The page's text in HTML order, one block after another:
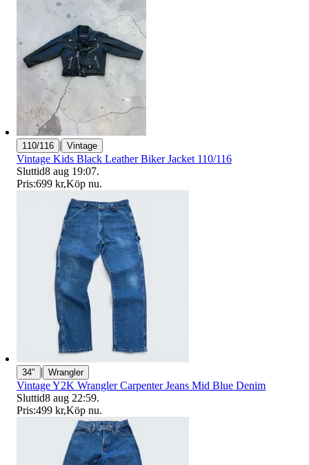
110/116 | Vintage
Vintage Kids Black Leather Biker Jacket 110/116
Sluttid8 aug 19:07.
Pris:699 kr,Köp nu.
34" | Wrangler
Vintage Y2K Wrangler Carpenter Jeans Mid Blue Denim
Sluttid8 aug 22:59.
Pris:499 kr,Köp nu.